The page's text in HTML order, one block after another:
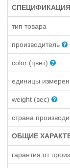
СПЕЦИФИКАЦИЯ
тип товара
производитель
color (цвет)
единицы
weight (вес)
страна
ОБЩИЕ
гарантия от